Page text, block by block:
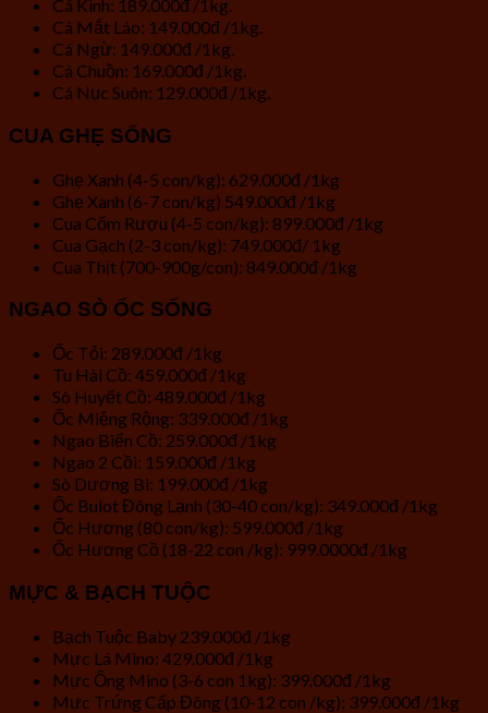
Cá Kình: 189.000đ /1kg.
Cá Mắt Láo: 149.000đ /1kg.
Cá Ngừ: 149.000đ /1kg.
Cá Chuồn: 169.000đ /1kg.
Cá Nục Suôn: 129.000đ /1kg.
CUA GHẸ SỐNG
Ghẹ Xanh (4-5 con/kg): 629.000đ /1kg
Ghẹ Xanh (6-7 con/kg) 549.000đ /1kg
Cua Cốm Rượu (4-5 con/kg): 899.000đ /1kg
Cua Gạch (2-3 con/kg): 749.000đ/ 1kg
Cua Thịt (700-900g/con): 849.000đ /1kg
NGAO SÒ ỐC SỐNG
Ốc Tỏi: 289.000đ /1kg
Tu Hài Cồ: 459.000đ /1kg
Sò Huyết Cồ: 489.000đ /1kg
Ốc Miệng Rộng: 339.000đ /1kg
Ngao Biển Cồ: 259.000đ /1kg
Ngao 2 Cồi: 159.000đ /1kg
Sò Dương Bi: 199.000đ /1kg
Ốc Bulot Đông Lạnh (30-40 con/kg): 349.000đ /1kg
Ốc Hương (80 con/kg): 599.000đ /1kg
Ốc Hương Cồ (18-22 con /kg): 999.0000đ /1kg
MỰC & BẠCH TUỘC
Bạch Tuộc Baby 239.000đ /1kg
Mực Lá Mino: 429.000đ /1kg
Mực Ống Mino (3-6 con 1kg): 399.000đ /1kg
Mực Trứng Cấp Đông (10-12 con /kg): 399.000đ /1kg